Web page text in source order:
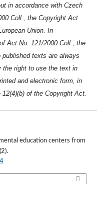
in accordance with Czech
Coll., the Copyright Act
Union. In
Act No. 121/2000 Coll., the
texts are always
the right to use the text in
and electronic form, in
of the Copyright Act.
education centers from
(2).